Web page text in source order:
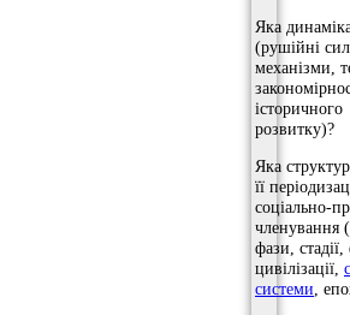
Яка динаміка
(рушійні
механізми,
історичного
розвитку)?
Яка
її
соціально-
членування
фази,
цивілізації,
системи,